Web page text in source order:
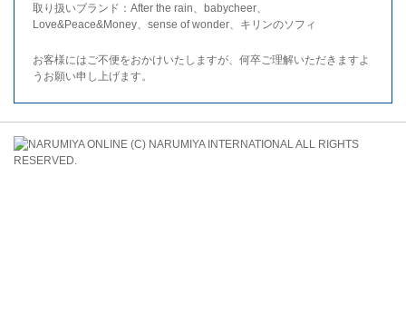
取り扱いブランド：After the rain、babycheer、
Love&Peace&Money、sense of wonder、キリンのソフィ
お客様にはご不便をおかけいたしますが、何卒ご理解いただきますよ
うお願い申し上げます。